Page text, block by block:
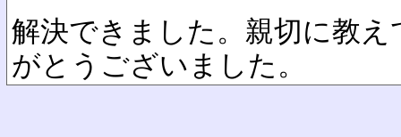
解決できました。親切に教
がとうございました。